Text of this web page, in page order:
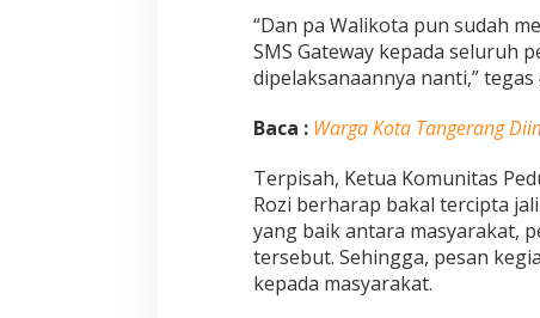
“Dan pa Walikota pun sudah
SMS Gateway kepada seluruh
dipelaksanaannya nanti,” tegas
Baca : Warga Kota Tangerang
Terpisah, Ketua Komunitas
Rozi berharap bakal tercipta
yang baik antara masyarakat,
tersebut. Sehingga, pesan
kepada masyarakat.